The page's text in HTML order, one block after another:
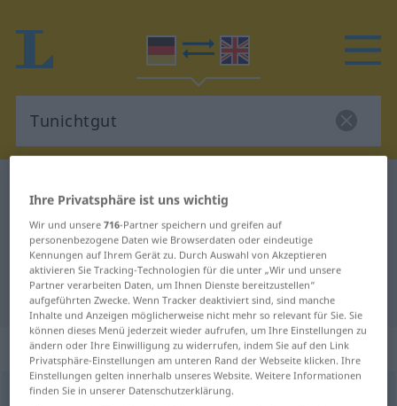
Deutsch-Englisch Übersetzung für
"Tunichtgut"
"Tunichtgut" Englisch Übersetzung
„Tunichtgut“: Maskulinum
Tunichtgutm <Tunichtgutu.Tunichtgut(e)s
Ihre Privatsphäre ist uns wichtig
Wir und unsere716-Partner speichern und greifen auf
personenbezogene Daten wie Browserdaten oder eindeutige
Kennungen auf Ihrem Gerät zu. Durch Auswahl von Akzeptieren
aktivieren Sie Tracking-Technologien für die unter „Wir und unsere
Partner verarbeiten Daten, um Ihnen Dienste bereitzustellen“
aufgeführten Zwecke. Wenn Tracker deaktiviert sind, sind manche
Inhalte und Anzeigen möglicherweise nicht mehr so relevant für Sie. Sie
können dieses Menü jederzeit wieder aufrufen, um Ihre Einstellungen zu
ändern oder Ihre Einwilligung zu widerrufen, indem Sie auf den Link
Privatsphäre-Einstellungen am unteren Rand der Webseite klicken. Ihre
Einstellungen gelten innerhalb unseres Website. Weitere Informationen
finden Sie in unserer Datenschutzerklärung.